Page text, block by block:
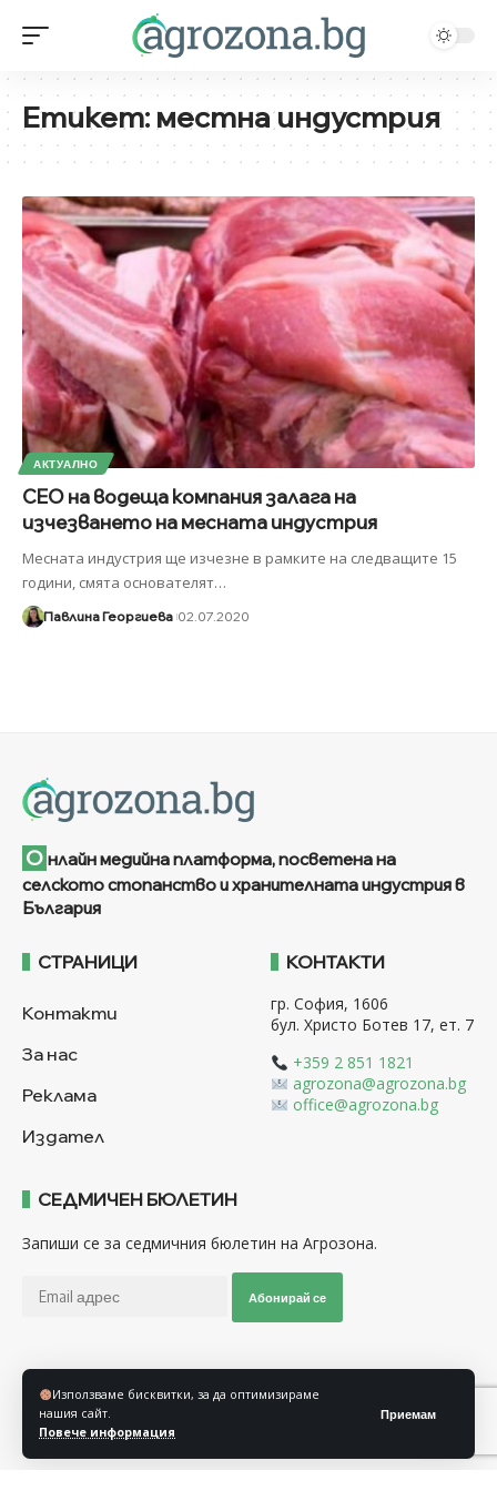
Използваме бисквитки, за да оптимизираме
нашия сайт.
Повече информация
Приемам
Етикет:местна индустрия
АКТУАЛНО
CEO на водеща компания залага на
изчезването на месната индустрия
Месната индустрия ще изчезне в рамките на следващите 15
години, смята основателят…
Павлина Георгиева 02.07.2020
О нлайн медийна платформа, посветена на
селското стопанство и хранителната индустрия в
България
СТРАНИЦИ
Контакти
За нас
Реклама
Издател
КОНТАКТИ
гр. София, 1606
бул. Христо Ботев 17, ет. 7
+359 2 851 1821
agrozona@agrozona.bg
office@agrozona.bg
СЕДМИЧЕН БЮЛЕТИН
Запиши се за седмичния бюлетин на Агрозона.
Абонирай се
Последвайте ни